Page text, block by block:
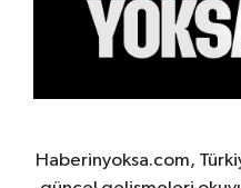
Haberinyoksa.com,